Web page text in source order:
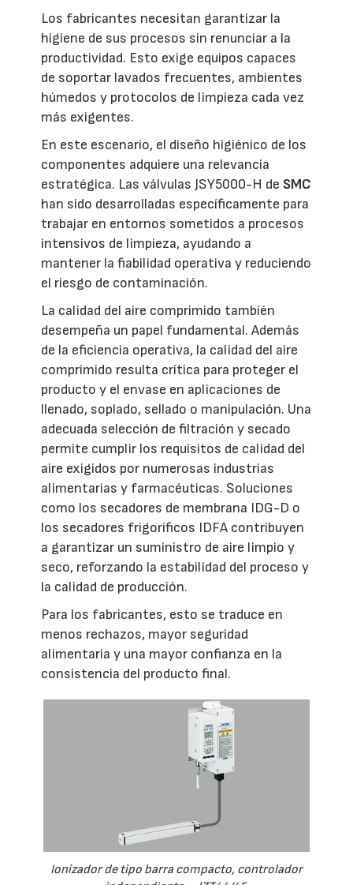
Los fabricantes necesitan garantizar la
higiene de sus procesos sin renunciar a la
productividad. Esto exige equipos capaces
de soportar lavados frecuentes, ambientes
húmedos y protocolos de limpieza cada vez
más exigentes.
En este escenario, el diseño higiénico de los
componentes adquiere una relevancia
estratégica. Las válvulas JSY5000-H de SMC
han sido desarrolladas específicamente para
trabajar en entornos sometidos a procesos
intensivos de limpieza, ayudando a
mantener la fiabilidad operativa y reduciendo
el riesgo de contaminación.
La calidad del aire comprimido también
desempeña un papel fundamental. Además
de la eficiencia operativa, la calidad del aire
comprimido resulta crítica para proteger el
producto y el envase en aplicaciones de
llenado, soplado, sellado o manipulación. Una
adecuada selección de filtración y secado
permite cumplir los requisitos de calidad del
aire exigidos por numerosas industrias
alimentarias y farmacéuticas. Soluciones
como los secadores de membrana IDG-D o
los secadores frigoríficos IDFA contribuyen
a garantizar un suministro de aire limpio y
seco, reforzando la estabilidad del proceso y
la calidad de producción.
Para los fabricantes, esto se traduce en
menos rechazos, mayor seguridad
alimentaria y una mayor confianza en la
consistencia del producto final.
Ionizador de tipo barra compacto, controlador